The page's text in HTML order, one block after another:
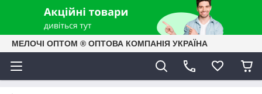
МЕЛОЧІ ОПТОМ ® ОПТОВА КОМПАНІЯ УКРАЇНА